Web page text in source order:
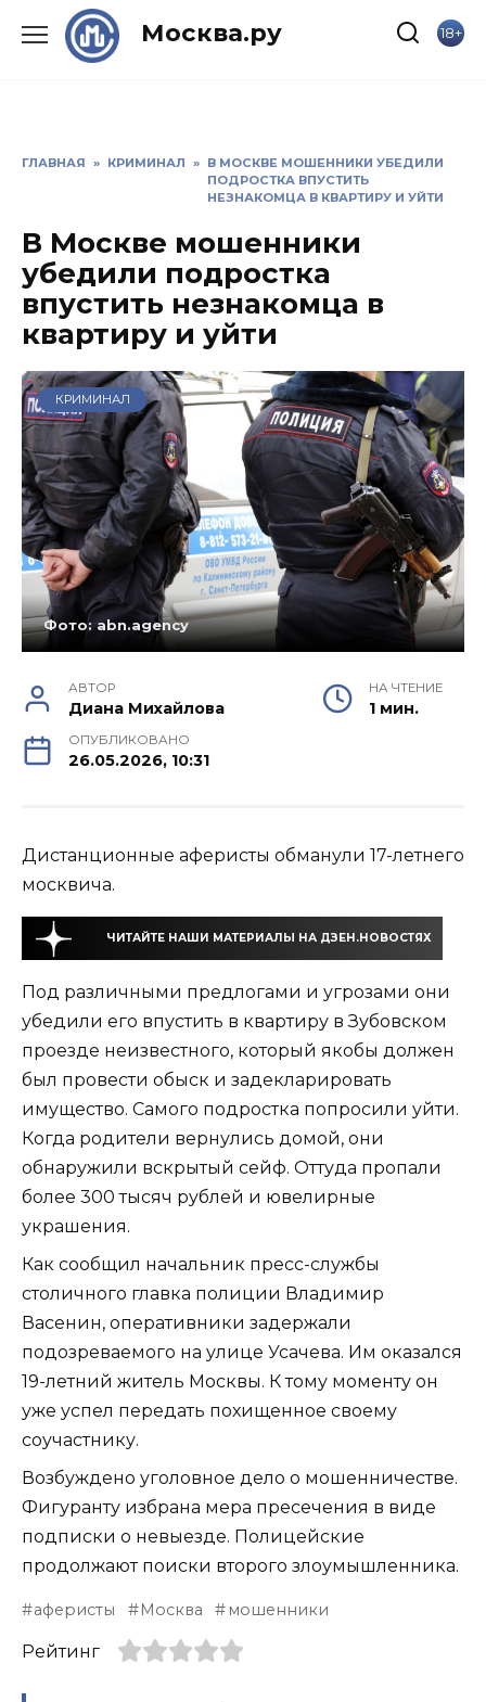
Москва.ру 18+
ГЛАВНАЯ » КРИМИНАЛ » В МОСКВЕ МОШЕННИКИ УБЕДИЛИ
ПОДРОСТКА ВПУСТИТЬ
НЕЗНАКОМЦА В КВАРТИРУ И УЙТИ
В Москве мошенники
убедили подростка
впустить незнакомца в
квартиру и уйти
КРИМИНАЛ
Фото: abn.agency
АВТОР
Диана Михайлова
НА ЧТЕНИЕ
1 мин.
ОПУБЛИКОВАНО
26.05.2026, 10:31
Дистанционные аферисты обманули 17-летнего
москвича.
ЧИТАЙТЕ НАШИ МАТЕРИАЛЫ НА ДЗЕН.НОВОСТЯХ
Под различными предлогами и угрозами они
убедили его впустить в квартиру в Зубовском
проезде неизвестного, который якобы должен
был провести обыск и задекларировать
имущество. Самого подростка попросили уйти.
Когда родители вернулись домой, они
обнаружили вскрытый сейф. Оттуда пропали
более 300 тысяч рублей и ювелирные
украшения.
Как сообщил начальник пресс-службы
столичного главка полиции Владимир
Васенин, оперативники задержали
подозреваемого на улице Усачева. Им оказался
19-летний житель Москвы. К тому моменту он
уже успел передать похищенное своему
соучастнику.
Возбуждено уголовное дело о мошенничестве.
Фигуранту избрана мера пресечения в виде
подписки о невыезде. Полицейские
продолжают поиски второго злоумышленника.
аферисты Москва мошенники
Рейтинг